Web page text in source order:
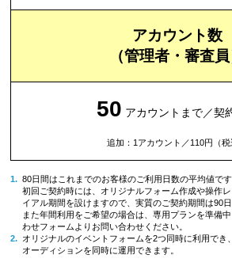
アカウント数
（管理者・審査員
50 アカウントまで／契
追加：1アカウント／110円（税
80日間はこれまでのお客様のご利用日数の平均値です
初回ご契約時には、オリジナルフォーム作成や操作
イアル期間を設けますので、実質のご契約期間は90日
また年間利用をご希望の場合は、専用プランを準備
わせフォームよりお問い合わせください。
オリジナルのイベントフォームを2つ同時に利用でき
オーディションを同時に運用できます。